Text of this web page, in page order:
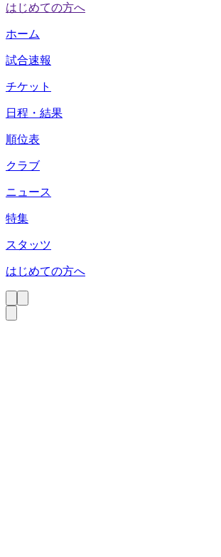
はじめての方へ
ホーム
試合速報
チケット
日程・結果
順位表
クラブ
ニュース
特集
スタッツ
はじめての方へ